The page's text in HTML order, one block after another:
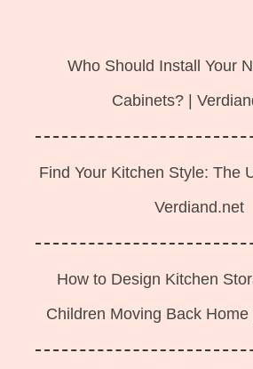
Who Should Install Your
Cabinets? |
Find Your Kitchen Style: The
Verdiand.net
How to Design Kitchen
Children Moving Back